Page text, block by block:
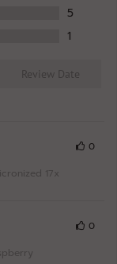
5
1
Review Date
17x
0
0